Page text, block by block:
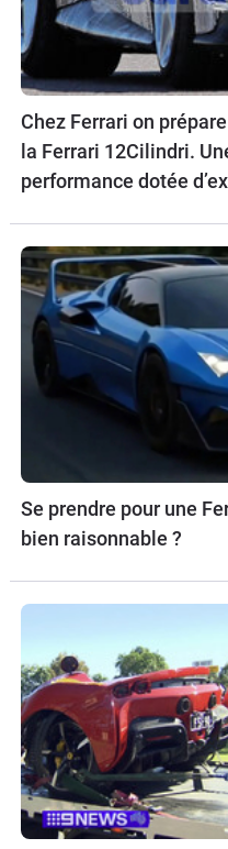
Chez Ferrari on
la Ferrari 12Cilindri.
performance dotée
Se prendre pour une
bien raisonnable ?